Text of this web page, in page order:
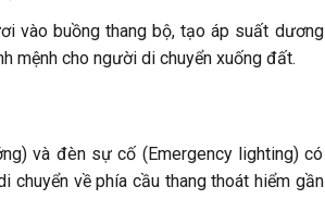
vào buồng thang bộ, tạo áp suất dương
mệnh cho người di chuyển xuống đất.
và đèn sự cố (Emergency lighting) có
về phía cầu thang thoát hiểm gần